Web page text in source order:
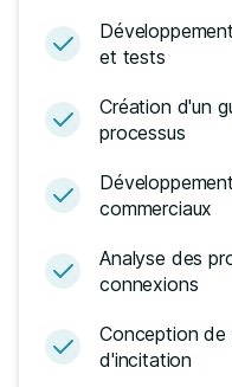
et tests
Création d'un
processus
commerciaux
Analyse des
connexions
Conception de
d'incitation